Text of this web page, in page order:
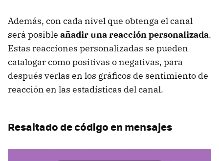
Además, con cada nivel que obtenga el canal
será posible añadir una reacción personalizada.
Estas reacciones personalizadas se pueden
catalogar como positivas o negativas, para
después verlas en los gráficos de sentimiento de
reacción en las estadísticas del canal.
Resaltado de código en mensajes